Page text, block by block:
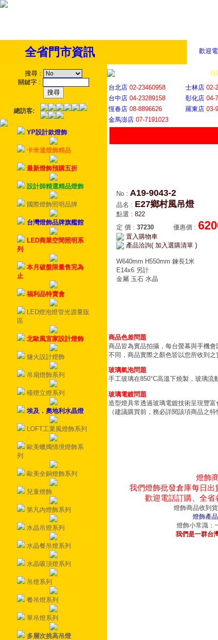
歡迎
全省門市資訊
搜尋 :
關鍵字 :
總訪客:
YP設計款燈飾
卡米達燈飾精品
最新燈飾預購五折
設計師精選精品燈飾
國際燈飾照明品牌
台灣燈飾品牌旗艦館
LED商業空間照明系
列
本月破盤限量售完為
止
福利品特賣會
LED燈泡燈管光源量販
區
北歐風宜家設計燈飾
燧火設計燈飾
吊扇燈飾系列
檯燈立燈系列
埃及．奧地利水晶燈
LOFT工業風燈飾系列
歐美蠟燭情境燈飾系
列
歐美全銅燈飾系列
兒童燈飾
第凡內燈飾系列
水晶吊燈系列
水晶餐吊燈系列
水晶吸頂燈系列
吊燈系列
餐吊燈系列
單吊燈系列
多層次挑高吊燈
社
台北店 02-23460958 士林店 02-
台中店 04-23289158 彰化店 04-
恆春店 08-8896626 羅東店 03-
金馬澎店 07-7191023
No : A19-9043-2
品名 : E27鄉村風吊燈
點選 : 822
定 價 : 37230 優惠價 :
置入購物車
產品洽詢( 加入選購清單 )
W640mm H550mm 鍊長1米
E14x6 另計
金屬 玉石 水晶
商品色差問題
商品皆為實品拍攝，每台螢幕與手機
不同，商品實際之顏色皆以您所收到之
玻璃氣泡問題
手工玻璃在850°C高溫下燒製，玻璃
玻璃電鍍問題
造型燈具常透過玻璃電鍍技術呈現豐
（建議購買前，務必詳閱該項商品之
燈飾
我們燈飾批發倉庫每日
歡迎電話訂購、全
燈飾商品收到
燈飾產
燈飾小常識：
我們是一群台